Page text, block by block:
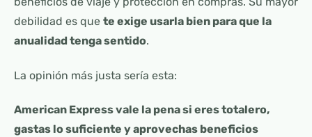
debilidad es que te exige usarla bien para que la
anualidad tenga sentido.
La opinión más justa sería esta:
American Express vale la pena si eres totalero,
gastas lo suficiente y aprovechas beneficios